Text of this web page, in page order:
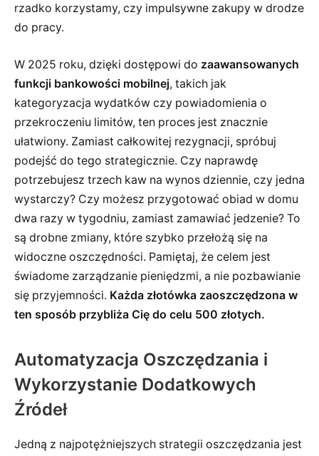
rzadko korzystamy, czy impulsywne zakupy w drodze
do pracy.
W 2025 roku, dzięki dostępowi do zaawansowanych
funkcji bankowości mobilnej, takich jak
kategoryzacja wydatków czy powiadomienia o
przekroczeniu limitów, ten proces jest znacznie
ułatwiony. Zamiast całkowitej rezygnacji, spróbuj
podejść do tego strategicznie. Czy naprawdę
potrzebujesz trzech kaw na wynos dziennie, czy jedna
wystarczy? Czy możesz przygotować obiad w domu
dwa razy w tygodniu, zamiast zamawiać jedzenie? To
są drobne zmiany, które szybko przełożą się na
widoczne oszczędności. Pamiętaj, że celem jest
świadome zarządzanie pieniędzmi, a nie pozbawianie
się przyjemności. Każda złotówka zaoszczędzona w
ten sposób przybliża Cię do celu 500 złotych.
Automatyzacja Oszczędzania i
Wykorzystanie Dodatkowych
Źródeł
Jedną z najpotężniejszych strategii oszczędzania jest